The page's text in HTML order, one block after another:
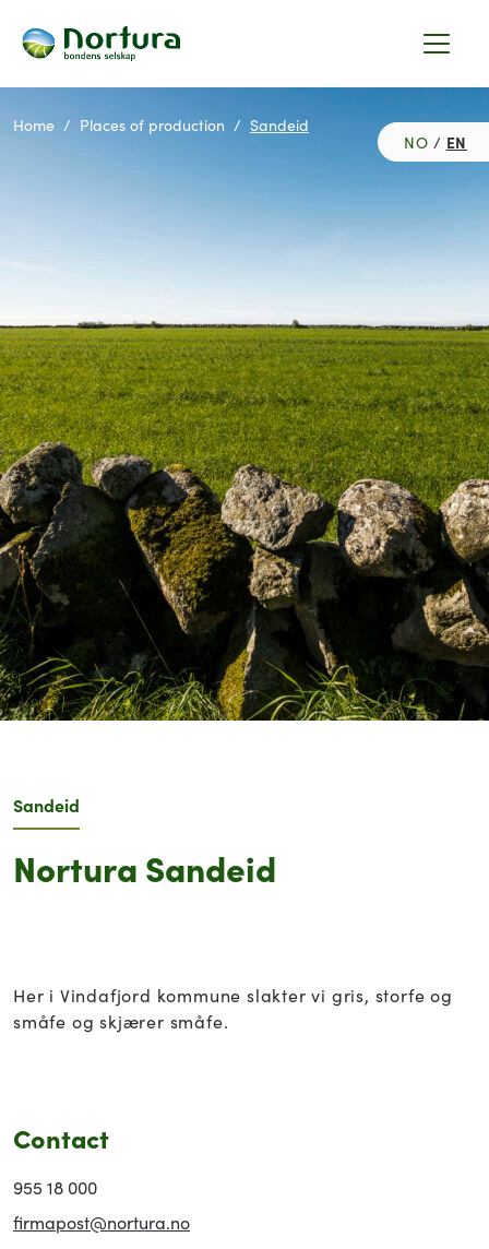
NO EN
Home Places of production Sandeid
Sandeid
Nortura Sandeid
Her i Vindafjord kommune slakter vi gris, storfe og
småfe og skjærer småfe.
Contact
955 18 000
firmapost@nortura.no